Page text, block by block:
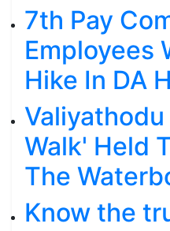
7th Pay
Employees
Hike In DA
Walk' Held
The
Know the